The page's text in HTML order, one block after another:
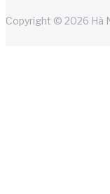
Copyright © 2026 Hà